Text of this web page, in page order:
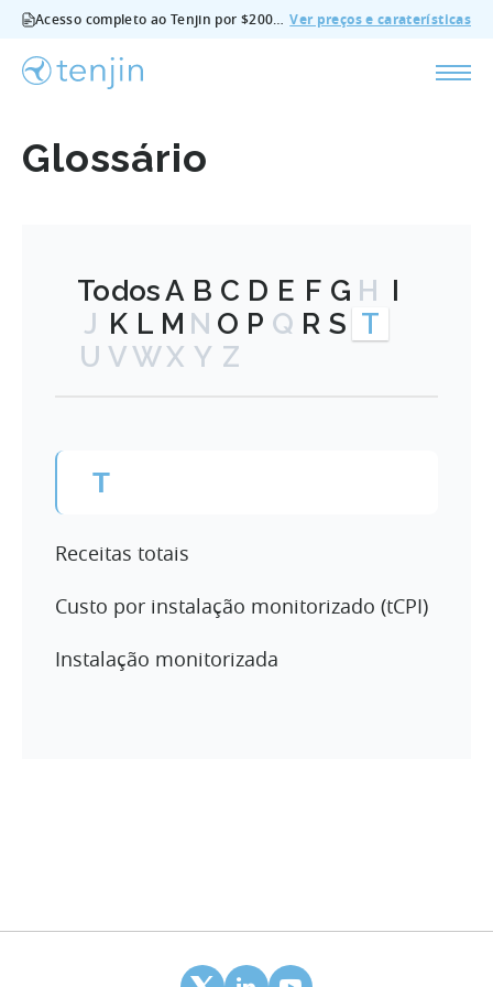
Acesso completo ao Tenjin por $200/mês - todas as funcionalidades, sem suplementos, cancelar em qualquer altura. Ver preços e caraterísticas
Glossário
TodosA B C D E F G H I
J K L M N O P Q R S T
U VWX Y Z
T
Receitas totais
Custo por instalação monitorizado (tCPI)
Instalação monitorizada